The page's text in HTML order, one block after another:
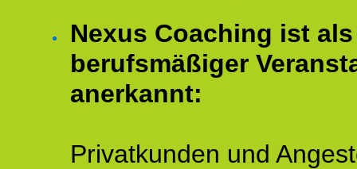
Nexus Coaching ist als
berufsmäßiger
anerkannt:
Privatkunden und